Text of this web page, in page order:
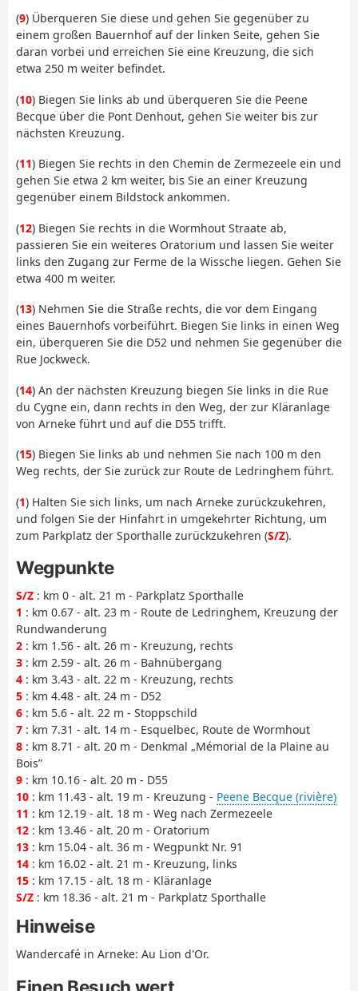
(9) Überqueren Sie diese und gehen Sie gegenüber zu
einem großen Bauernhof auf der linken Seite, gehen Sie
daran vorbei und erreichen Sie eine Kreuzung, die sich
etwa 250 m weiter befindet.
(10) Biegen Sie links ab und überqueren Sie die Peene
Becque über die Pont Denhout, gehen Sie weiter bis zur
nächsten Kreuzung.
(11) Biegen Sie rechts in den Chemin de Zermezeele ein und
gehen Sie etwa 2 km weiter, bis Sie an einer Kreuzung
gegenüber einem Bildstock ankommen.
(12) Biegen Sie rechts in die Wormhout Straate ab,
passieren Sie ein weiteres Oratorium und lassen Sie weiter
links den Zugang zur Ferme de la Wissche liegen. Gehen Sie
etwa 400 m weiter.
(13) Nehmen Sie die Straße rechts, die vor dem Eingang
eines Bauernhofs vorbeiführt. Biegen Sie links in einen Weg
ein, überqueren Sie die D52 und nehmen Sie gegenüber die
Rue Jockweck.
(14) An der nächsten Kreuzung biegen Sie links in die Rue
du Cygne ein, dann rechts in den Weg, der zur Kläranlage
von Arneke führt und auf die D55 trifft.
(15) Biegen Sie links ab und nehmen Sie nach 100 m den
Weg rechts, der Sie zurück zur Route de Ledringhem führt.
(1) Halten Sie sich links, um nach Arneke zurückzukehren,
und folgen Sie der Hinfahrt in umgekehrter Richtung, um
zum Parkplatz der Sporthalle zurückzukehren (S/Z).
Wegpunkte
S/Z : km 0 - alt. 21 m - Parkplatz Sporthalle
1 : km 0.67 - alt. 23 m - Route de Ledringhem, Kreuzung der
Rundwanderung
2 : km 1.56 - alt. 26 m - Kreuzung, rechts
3 : km 2.59 - alt. 26 m - Bahnübergang
4 : km 3.43 - alt. 22 m - Kreuzung, rechts
5 : km 4.48 - alt. 24 m - D52
6 : km 5.6 - alt. 22 m - Stoppschild
7 : km 7.31 - alt. 14 m - Esquelbec, Route de Wormhout
8 : km 8.71 - alt. 20 m - Denkmal „Mémorial de la Plaine au
Bois”
9 : km 10.16 - alt. 20 m - D55
10 : km 11.43 - alt. 19 m - Kreuzung - Peene Becque (rivière)
11 : km 12.19 - alt. 18 m - Weg nach Zermezeele
12 : km 13.46 - alt. 20 m - Oratorium
13 : km 15.04 - alt. 36 m - Wegpunkt Nr. 91
14 : km 16.02 - alt. 21 m - Kreuzung, links
15 : km 17.15 - alt. 18 m - Kläranlage
S/Z : km 18.36 - alt. 21 m - Parkplatz Sporthalle
Hinweise
Wandercafé in Arneke: Au Lion d'Or.
Einen Besuch wert